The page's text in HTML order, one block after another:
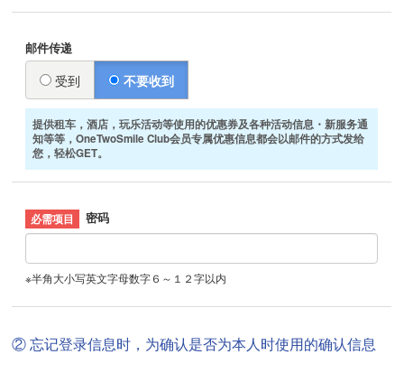
邮件传递
受到 不要收到
提供租车，酒店，玩乐活动等使用的优惠券及各种活动信息・新服务通
知等等，OneTwoSmile Club会员专属优惠信息都会以邮件的方式发给
您，轻松GET。
密码
※半角大小写英文字母数字６～１２字以内
② 忘记登录信息时，为确认是否为本人时使用的确认信息